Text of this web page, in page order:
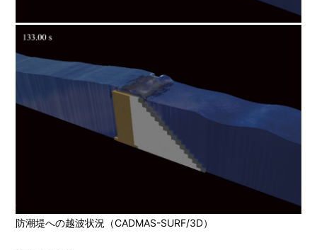
防潮堤への越波状況（CADMAS-SURF/3D）